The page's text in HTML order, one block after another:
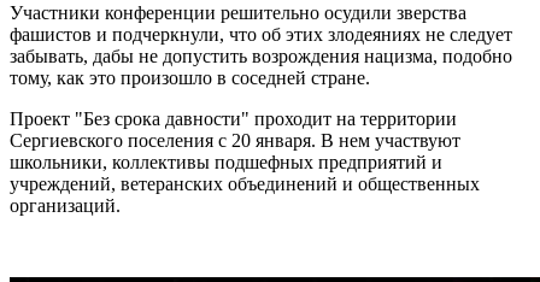
Участники конференции решительно осудили зверства
фашистов и подчеркнули, что об этих злодеяниях не следует
забывать, дабы не допустить возрождения нацизма, подобно
тому, как это произошло в соседней стране.
Проект "Без срока давности" проходит на территории
Сергиевского поселения с 20 января. В нем участвуют
школьники, коллективы подшефных предприятий и
учреждений, ветеранских объединений и общественных
организаций.